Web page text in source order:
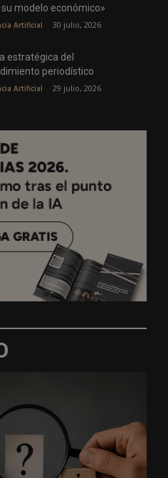
modelo económico»
Artificial 30 julio, 2026
estratégica del
periodístico
Artificial 29 julio, 2026